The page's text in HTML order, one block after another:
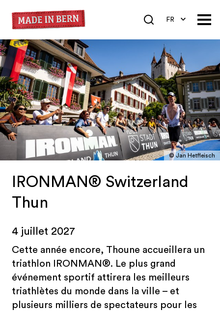
FR
EN
© Jan Hetfleisch
IRONMAN® Switzerland
Thun
‭4 juillet 2027
Cette année encore, Thoune accueillera un
triathlon IRONMAN®. Le plus grand
événement sportif attirera les meilleurs
triathlètes du monde dans la ville – et
plusieurs milliers de spectateurs pour les